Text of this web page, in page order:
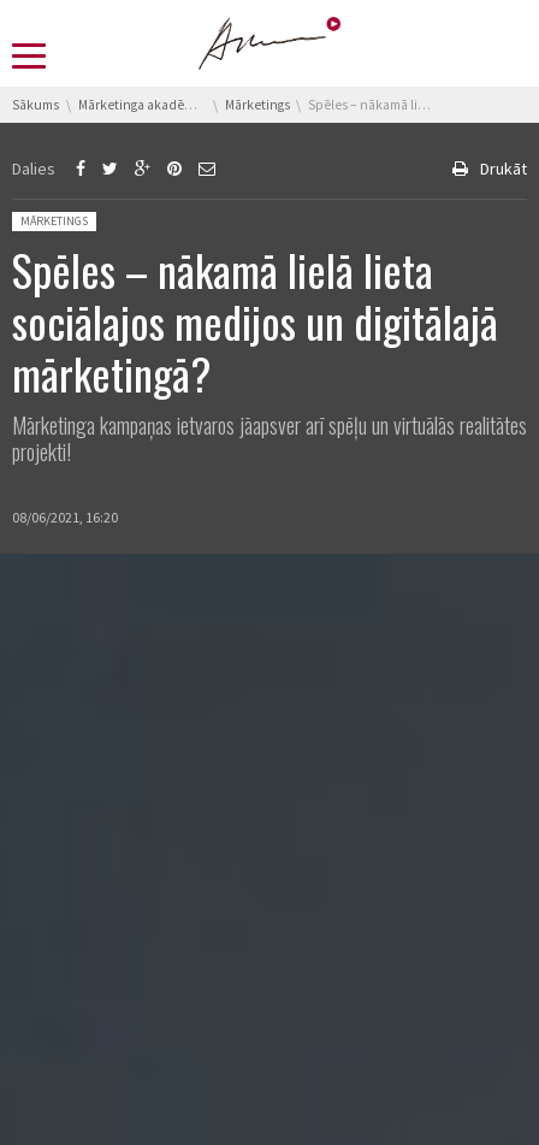
You are here:
Sākums Mārketinga akadēmija Mārketings Spēles – nākamā lielā lieta sociālajos medijos un digitālajā mārketingā?
Dalies Drukāt
Posted in:
MĀRKETINGS
Spēles – nākamā lielā lieta
sociālajos medijos un digitālajā
mārketingā?
Mārketinga kampaņas ietvaros jāapsver arī spēļu un virtuālās realitātes
projekti!
08/06/2021, 16:20